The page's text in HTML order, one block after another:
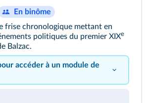
En binôme
frise chronologique mettant en
politiques du premier XIXe
Balzac.
accéder à un module de